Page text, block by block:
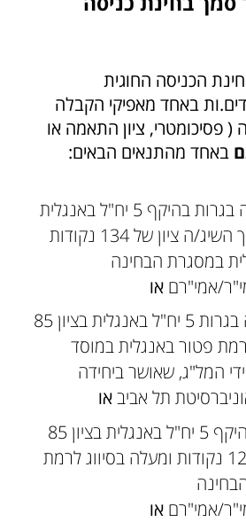
הכניסה החוגית
באחד מאפיקי הקבלה
פסיכומטרי, ציון התאמה או
באחד מהתנאים הבאים:
מי שאין ברשותו/ה בגרות בהיקף 5 יח"ל באנגלית
בציון 85 ומעלה אך השיג/ה ציון של 134 נקודות
במסגרת הבחינה
אמי"רםאו
מי שאין ברשותו/ה בגרות 5 יח"ל באנגלית בציון 85
פטור באנגלית במוסד
המל"ג, שאושר ביחידה
תל אביבאו
בעלי/ות בגרות בהיקף 5 יח"ל באנגלית בציון 85
ומעלה וגם ציון 120 נקודות ומעלה בסיווג לרמת
אמי"רם או